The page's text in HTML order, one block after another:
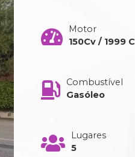
Motor
150Cv / 1999
Combustível
Gasóleo
Lugares
5